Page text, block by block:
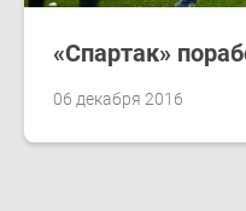
06 декабря 2016
«Спартак»